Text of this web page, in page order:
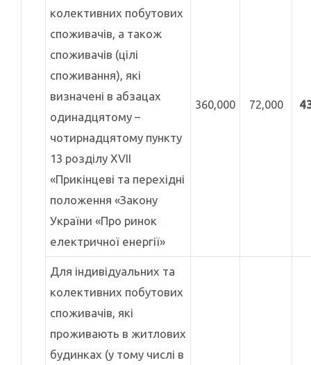
колективних побутових
споживачів, а також
споживачів (цілі
споживання), які
визначені в абзацах
одинадцятому –
чотирнадцятому пункту
13 розділу XVII
«Прикінцеві та перехідні
положення «Закону
України «Про ринок
електричної енергії»
360,000 72,000
Для індивідуальних та
колективних побутових
споживачів, які
проживають в житлових
будинках (у тому числі в